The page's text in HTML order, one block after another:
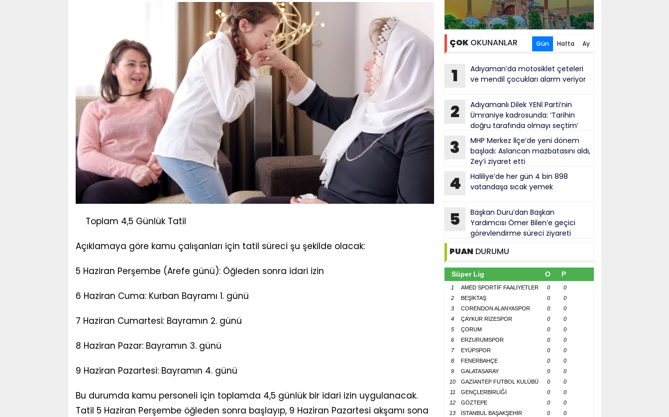
Toplam 4,5 Günlük Tatil
Açıklamaya göre kamu çalışanları için tatil süreci şu şekilde olacak:
5 Haziran Perşembe (Arefe günü): Öğleden sonra idari izin
6 Haziran Cuma: Kurban Bayramı 1. günü
7 Haziran Cumartesi: Bayramın 2. günü
8 Haziran Pazar: Bayramın 3. günü
9 Haziran Pazartesi: Bayramın 4. günü
Bu durumda kamu personeli için toplamda 4,5 günlük bir idari izin uygulanacak.
Tatil 5 Haziran Perşembe öğleden sonra başlayıp, 9 Haziran Pazartesi akşamı sona
ÇOKOKUNANLAR Gün Hafta Ay
1
Adıyaman’da motosiklet çeteleri
ve mendil çocukları alarm veriyor
2
Adıyamanlı Dilek YENİ Parti’nin
Ümraniye kadrosunda: ‘Tarihin
doğru tarafında olmayı seçtim’
3
MHP Merkez İlçe’de yeni dönem
başladı: Aslancan mazbatasını aldı,
Zey’i ziyaret etti
4
Haliliye’de her gün 4 bin 898
vatandaşa sıcak yemek
5
Başkan Duru’dan Başkan
Yardımcısı Ömer Bilen’e geçici
görevlendirme süreci ziyareti
PUAN DURUMU
Süper Lig O P
1 AMED SPORTİF FAALİYETLER 0
0
2
BEŞİKTAŞ 0
0
3
CORENDON ALANYASPOR 0
0
4
ÇAYKUR RİZESPOR 0
0
5
ÇORUM 0
0
6
ERZURUMSPOR 0
0
7
EYÜPSPOR 0
0
8
FENERBAHÇE 0
0
9
GALATASARAY 0
0
10
GAZİANTEP FUTBOL KULÜBÜ 0
0
11
GENÇLERBİRLİĞİ 0
0
12
GÖZTEPE 0
0
13
İSTANBUL BAŞAKŞEHİR 0
0